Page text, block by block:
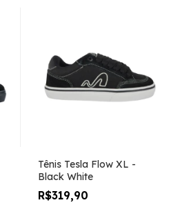
Tênis Tesla Flow XL -
Black White
R$319,90